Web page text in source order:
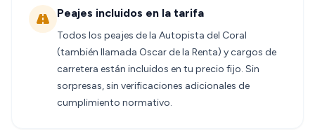
Peajes incluidos en la tarifa
Todos los peajes de la Autopista del Coral
(también llamada Oscar de la Renta) y cargos de
carretera están incluidos en tu precio fijo. Sin
sorpresas, sin verificaciones adicionales de
cumplimiento normativo.